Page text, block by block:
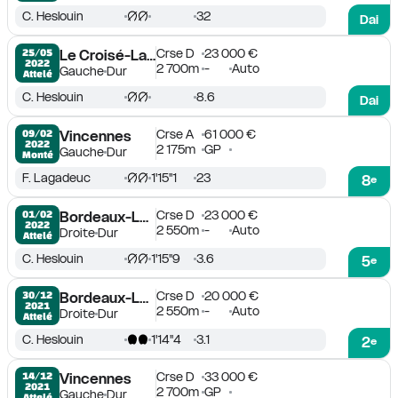
Dai
C. Heslouin 32
25/05
2022
Attelé
Le Croisé-Laroche
GaucheDur
Crse D
23 000 €
2 700m -
Auto
Dai
C. Heslouin 8.6
09/02
2022
Monté
Vincennes
GaucheDur
Crse A
61 000 €
2 175m GP
8e
F. Lagadeuc 1'15''1 23
01/02
2022
Attelé
Bordeaux-Le Bouscat
DroiteDur
Crse D
23 000 €
2 550m - Auto
5e
C. Heslouin 1'15''9 3.6
30/12
2021
Attelé
Bordeaux-Le Bouscat
DroiteDur
Crse D
20 000 €
2 550m - Auto
2e
C. Heslouin 1'14''4 3.1
14/12
2021
Vincennes Crse D
33 000 €
2 700m GP